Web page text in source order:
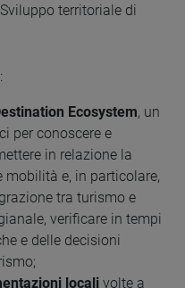
territoriale di
Ecosystem, un
per conoscere e
in relazione la
e, in particolare,
tra turismo e
verificare in tempi
e delle decisioni
locali volte a